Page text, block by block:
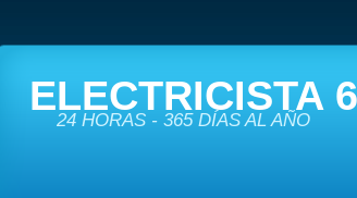
ELECTRICISTA
24 HORAS - 365 DÍAS AL AÑO